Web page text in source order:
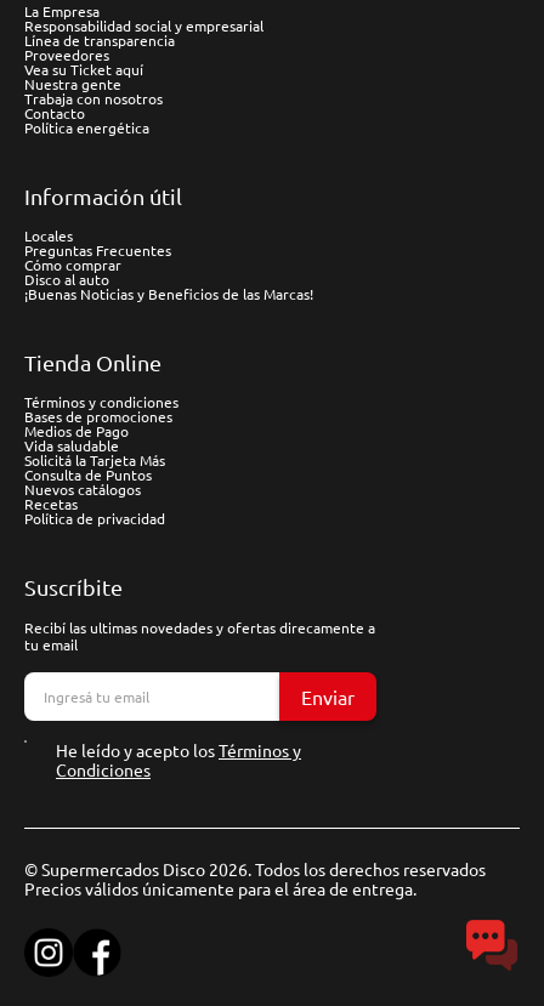
La Empresa
Responsabilidad social y empresarial
Línea de transparencia
Proveedores
Vea su Ticket aquí
Nuestra gente
Trabaja con nosotros
Contacto
Política energética
Información útil
Locales
Preguntas Frecuentes
Cómo comprar
Disco al auto
¡Buenas Noticias y Beneficios de las Marcas!
Tienda Online
Términos y condiciones
Bases de promociones
Medios de Pago
Vida saludable
Solicitá la Tarjeta Más
Consulta de Puntos
Nuevos catálogos
Recetas
Política de privacidad
Suscríbite
Recibí las ultimas novedades y ofertas direcamente a
tu email
Enviar
He leído y acepto losTérminos y
Condiciones
© Supermercados Disco 2026. Todos los derechos reservados
Precios válidos únicamente para el área de entrega.